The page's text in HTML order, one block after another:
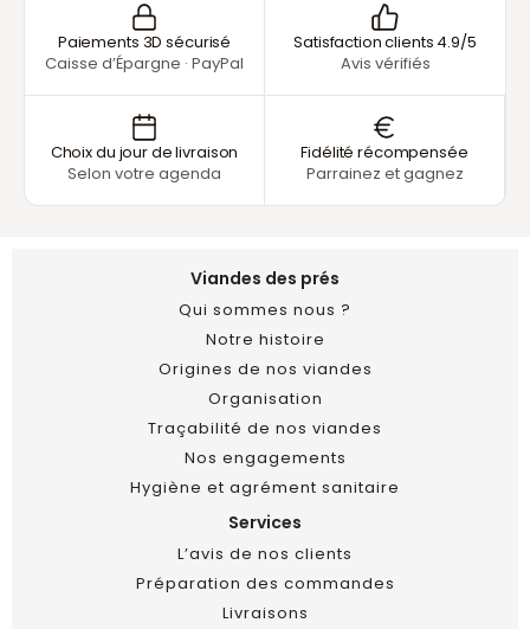
Paiements 3D sécurisé
Caisse d’Épargne · PayPal
Satisfaction clients 4.9/5
Avis vérifiés
Choix du jour de livraison
Selon votre agenda
Fidélité récompensée
Parrainez et gagnez
Viandes des prés
Qui sommes nous ?
Notre histoire
Origines de nos viandes
Organisation
Traçabilité de nos viandes
Nos engagements
Hygiène et agrément sanitaire
Services
L’avis de nos clients
Préparation des commandes
Livraisons